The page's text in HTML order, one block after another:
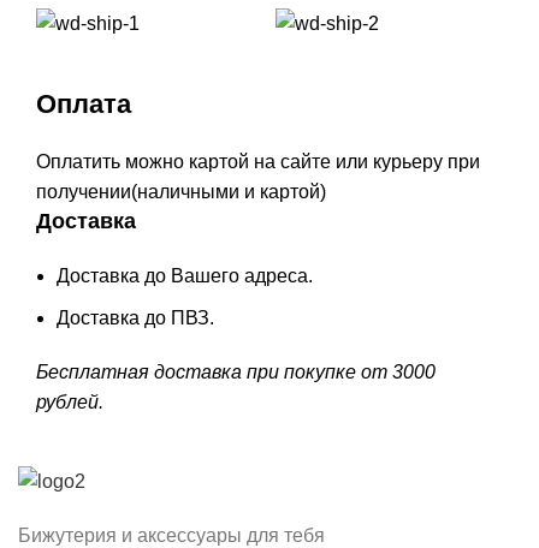
Оплата
Оплатить можно картой на сайте или курьеру при
получении(наличными и картой)
Доставка
Доставка до Вашего адреса.
Доставка до ПВЗ.
Бесплатная доставка при покупке от 3000
рублей.
Бижутерия и аксессуары для тебя